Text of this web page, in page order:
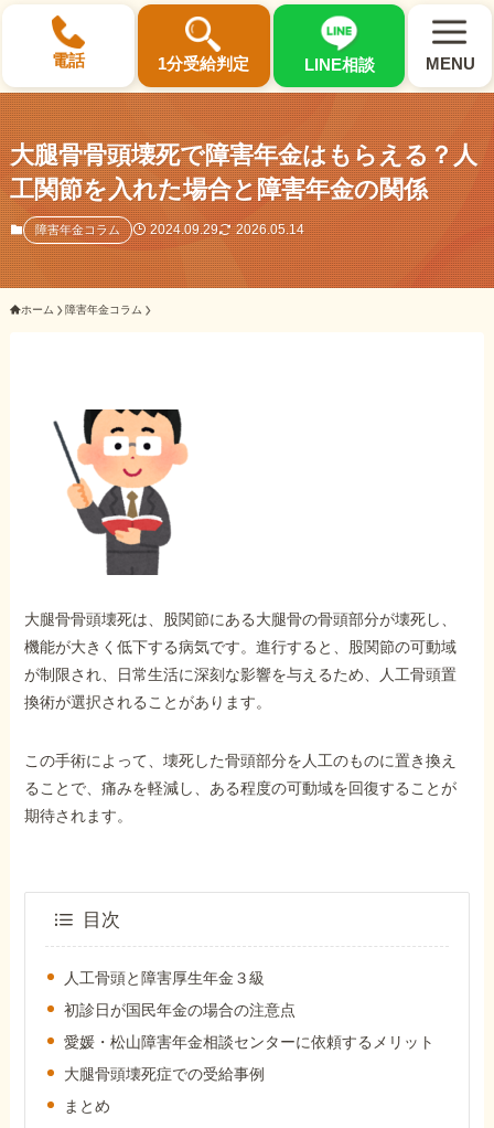
電話 1分受給判定 LINE相談 MENU
×
選ばれる3つの理由
初回相談料0円・受給後報酬型
サポート料金について
ご相談事例をみる
外出困難でもOK
非対面で申請できる
ホーム
障害年金の基礎知識
障害年金の金額
Q&A・相談事例
障害年金コラム
お知らせ
大腿骨骨頭壊死で障害年金はもらえる？人
工関節を入れた場合と障害年金の関係
障害年金コラム 2024.09.29 2026.05.14
ホーム 障害年金コラム
大腿骨骨頭壊死は、股関節にある大腿骨の骨頭部分が壊死し、
機能が大きく低下する病気です。進行すると、股関節の可動域
が制限され、日常生活に深刻な影響を与えるため、人工骨頭置
換術が選択されることがあります。
この手術によって、壊死した骨頭部分を人工のものに置き換え
ることで、痛みを軽減し、ある程度の可動域を回復することが
期待されます。
目次
人工骨頭と障害厚生年金３級
初診日が国民年金の場合の注意点
愛媛・松山障害年金相談センターに依頼するメリット
大腿骨頭壊死症での受給事例
まとめ